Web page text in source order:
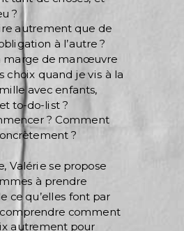
?
autrement que de
à l’autre ?
marge de manœuvre
choix quand je vis à la
avec enfants,
to-do-list ?
? Comment
?
Valérie se propose
à prendre
ce qu’elles font par
comment
autrement pour